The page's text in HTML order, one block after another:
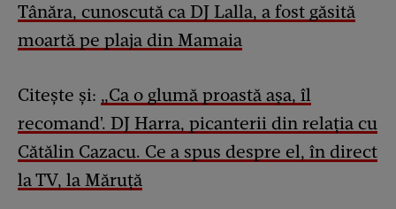
Tânăra, cunoscută ca DJ Lalla, a fost găsită
moartă pe plaja din Mamaia
Citește și: „Ca o glumă proastă așa, îl
recomand'. DJ Harra, picanterii din relația cu
Cătălin Cazacu. Ce a spus despre el, în direct
la TV, la Măruță